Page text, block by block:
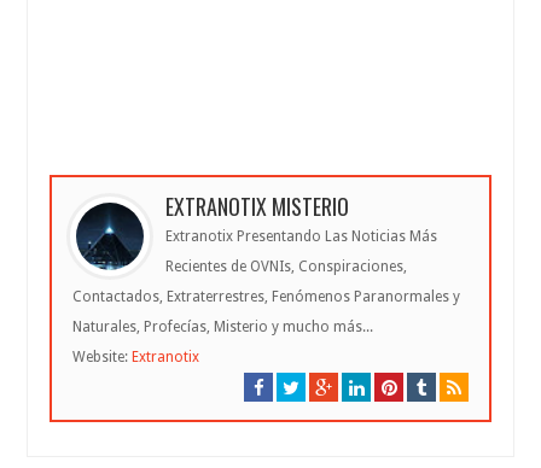
EXTRANOTIX MISTERIO
Extranotix Presentando Las Noticias Más
Recientes de OVNIs, Conspiraciones,
Contactados, Extraterrestres, Fenómenos Paranormales y
Naturales, Profecías, Misterio y mucho más...
Website: Extranotix